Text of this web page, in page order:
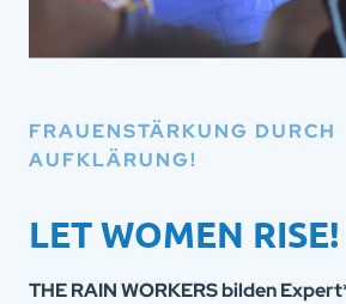
FRAUENSTÄRKUNG DURCH
AUFKLÄRUNG!
LET WOMEN RISE!
THE RAIN WORKERS bilden